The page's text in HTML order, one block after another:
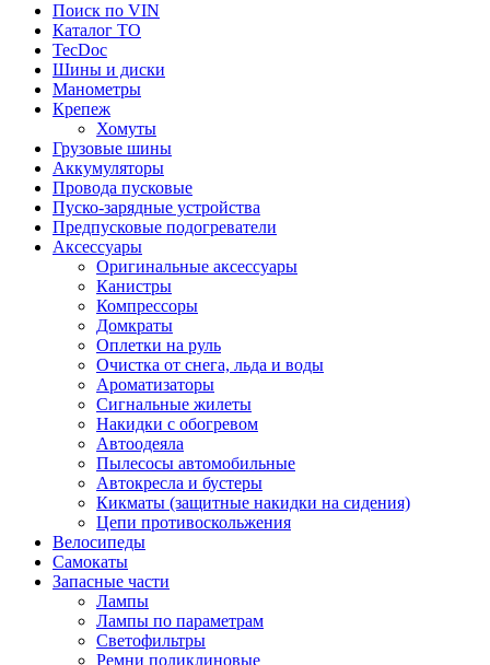
Поиск по VIN
Каталог ТО
TecDoc
Шины и диски
Манометры
Крепеж
Хомуты
Грузовые шины
Аккумуляторы
Провода пусковые
Пуско-зарядные устройства
Предпусковые подогреватели
Аксессуары
Оригинальные аксессуары
Канистры
Компрессоры
Домкраты
Оплетки на руль
Очистка от снега, льда и воды
Ароматизаторы
Сигнальные жилеты
Накидки с обогревом
Автоодеяла
Пылесосы автомобильные
Автокресла и бустеры
Кикматы (защитные накидки на сидения)
Цепи противоскольжения
Велосипеды
Самокаты
Запасные части
Лампы
Лампы по параметрам
Светофильтры
Ремни поликлиновые